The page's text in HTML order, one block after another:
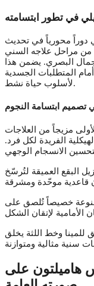
في تطور ابتسامته
دوراً محورياً في تحديث
من مراحل علاجه السني
البصري. يضمن هذا
المتطلبات الجسدية
لأسلوب حياة نشط.
تصميم ابتسامة النجوم
مزيجاً من العلاجات
الفريدة لكل فرد.
البقع العميقة لتُرسّخ
خصيصاً تُلصق على
للمينا وخط اللثة يخلق
هاميلتون على